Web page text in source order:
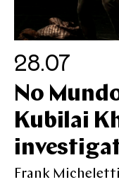
28.07
No
Kubilai
Frank Micheletti